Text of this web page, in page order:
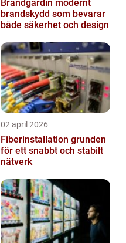
Brandgardin modernt
brandskydd som bevarar
både säkerhet och design
02 april 2026
Fiberinstallation grunden
för ett snabbt och stabilt
nätverk